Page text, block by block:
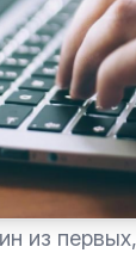
из